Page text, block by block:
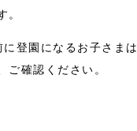
。
登園になるお子さま
ご確認ください。